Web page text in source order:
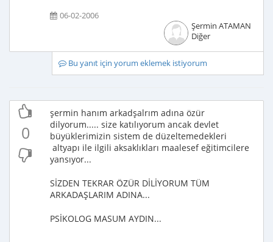
06-02-2006
Şermin ATAMAN
Diğer
Bu yanıt için yorum eklemek istiyorum
0
şermin hanım arkadşalrım adına özür
dilyorum..... size katılıyorum ancak devlet
büyüklerimizin sistem de düzeltemedekleri
altyapı ile ilgili aksaklıkları maalesef eğitimcilere
yansıyor...
SİZDEN TEKRAR ÖZÜR DİLİYORUM TÜM
ARKADAŞLARIM ADINA...
PSİKOLOG MASUM AYDIN...